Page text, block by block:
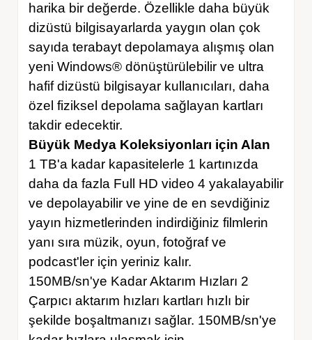
harika bir değerde. Özellikle daha büyük
dizüstü bilgisayarlarda yaygın olan çok
sayıda terabayt depolamaya alışmış olan
yeni Windows® dönüştürülebilir ve ultra
hafif dizüstü bilgisayar kullanıcıları, daha
özel fiziksel depolama sağlayan kartları
takdir edecektir.
Büyük Medya Koleksiyonları için Alan
1 TB'a kadar kapasitelerle 1 kartınızda
daha da fazla Full HD video 4 yakalayabilir
ve depolayabilir ve yine de en sevdiğiniz
yayın hizmetlerinden indirdiğiniz filmlerin
yanı sıra müzik, oyun, fotoğraf ve
podcast'ler için yeriniz kalır.
150MB/sn'ye Kadar Aktarım Hızları 2
Çarpıcı aktarım hızları kartları hızlı bir
şekilde boşaltmanızı sağlar. 150MB/sn'ye